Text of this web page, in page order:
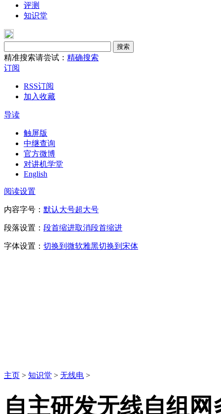
评测
知识堂
搜索
精准搜索请尝试： 精确搜索
订阅
RSS订阅
加入收藏
导读
触屏版
中继查询
官方微博
对讲机学堂
English
阅读设置
内容字号： 默认大号超大号
段落设置： 段首缩进取消段首缩进
字体设置： 切换到微软雅黑切换到宋体
主页 > 知识堂 > 无线电 >
自主研发无线自组